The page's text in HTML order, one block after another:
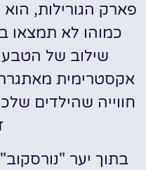
פארק הגורילות,
כמוהו לא תמצאו
שילוב של הטבע
אקסטרימית
חווייה שהילדים